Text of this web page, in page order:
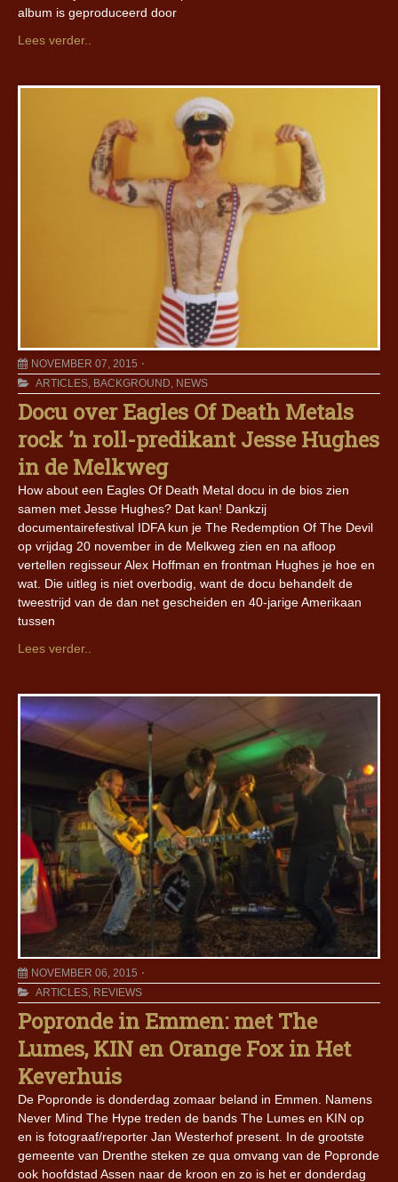
album is geproduceerd door
Lees verder..
NOVEMBER 07, 2015
ARTICLES, BACKGROUND, NEWS
Docu over Eagles Of Death Metals
rock ’n roll-predikant Jesse Hughes
in de Melkweg
How about een Eagles Of Death Metal docu in de bios zien
samen met Jesse Hughes? Dat kan! Dankzij
documentairefestival IDFA kun je The Redemption Of The Devil
op vrijdag 20 november in de Melkweg zien en na afloop
vertellen regisseur Alex Hoffman en frontman Hughes je hoe en
wat. Die uitleg is niet overbodig, want de docu behandelt de
tweestrijd van de dan net gescheiden en 40-jarige Amerikaan
tussen
Lees verder..
NOVEMBER 06, 2015
ARTICLES, REVIEWS
Popronde in Emmen: met The
Lumes, KIN en Orange Fox in Het
Keverhuis
De Popronde is donderdag zomaar beland in Emmen. Namens
Never Mind The Hype treden de bands The Lumes en KIN op
en is fotograaf/reporter Jan Westerhof present. In de grootste
gemeente van Drenthe steken ze qua omvang van de Popronde
ook hoofdstad Assen naar de kroon en zo is het er donderdag